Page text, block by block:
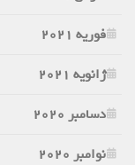
فوریه 2021
ژانویه 2021
دسامبر 2020
نوامبر 2020